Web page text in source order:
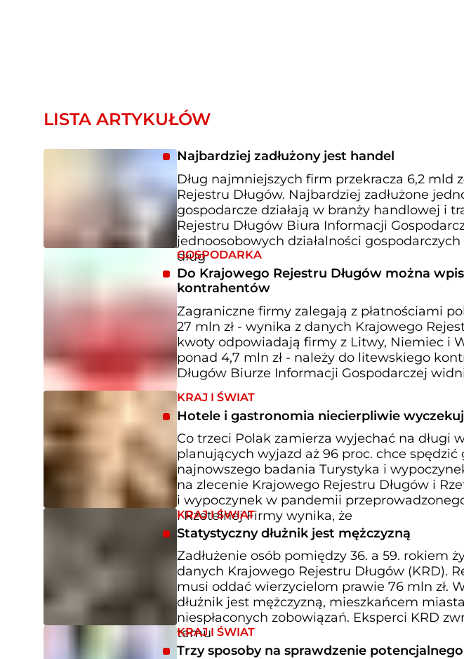
LISTA ARTYKUŁÓW
Najbardziej zadłużony jest handel
Dług najmniejszych firm przekracza 6,2 mld
Rejestru Długów. Najbardziej zadłużone
gospodarcze działają w branży handlowej i
Rejestru Długów Biura Informacji
jednoosobowych działalności gospodarczych
dług
GOSPODARKA
Do Krajowego Rejestru Długów można
kontrahentów
Zagraniczne firmy zalegają z płatnościami
27 mln zł - wynika z danych Krajowego
kwoty odpowiadają firmy z Litwy, Niemiec i
ponad 4,7 mln zł - należy do litewskiego
Długów Biurze Informacji Gospodarczej
KRAJ I ŚWIAT
Hotele i gastronomia niecierpliwie
Co trzeci Polak zamierza wyjechać na długi
planujących wyjazd aż 96 proc. chce
najnowszego badania Turystyka i
na zlecenie Krajowego Rejestru Długów i
i wypoczynek w pandemii
i Rzetelnej Firmy wynika, że
KRAJ I ŚWIAT
Statystyczny dłużnik jest mężczyzną
Zadłużenie osób pomiędzy 36. a 59. rokiem
danych Krajowego Rejestru Długów (KRD).
musi oddać wierzycielom prawie 76 mln zł.
dłużnik jest mężczyzną, mieszkańcem
niespłaconych zobowiązań. Eksperci KRD
temu
KRAJ I ŚWIAT
Trzy sposoby na sprawdzenie